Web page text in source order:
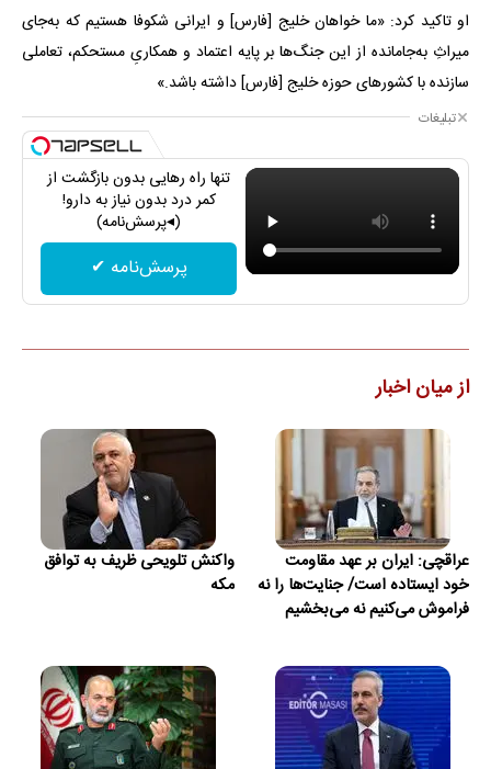
او تاکید کرد: «ما خواهان خلیج [فارس] و ایرانی شکوفا هستیم که به‌جای
میراثِ به‌جامانده از این جنگ‌ها بر پایه اعتماد و همکاریِ مستحکم، تعاملی
سازنده با کشورهای حوزه خلیج [فارس] داشته باشد.»
تبلیغات
تنها راه رهایی بدون بازگشت از
کمر درد بدون نیاز به دارو!
(◂پرسش‌نامه)
پرسش‌نامه ✔
از میان اخبار
عراقچی: ایران بر عهد مقاومت
خود ایستاده است/ جنایت‌ها را نه
فراموش می‌کنیم نه می‌بخشیم
واکنش تلویحی ظریف به توافق
مکه